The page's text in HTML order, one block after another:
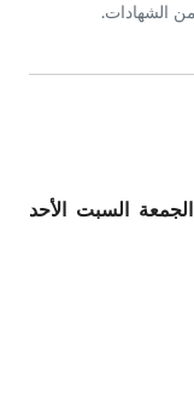
الجمعة السبت الأحد